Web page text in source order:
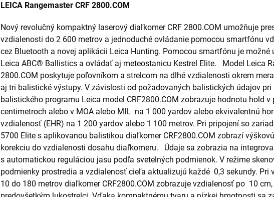
LEICA Rangemaster CRF 2800.COM
Nový revolučný kompaktný laserový diaľkomer CRF 2800.COM umožňuje
vzdialenosti do 2 600 metrov a jednoduché ovládanie pomocou smartfónu
cez Bluetooth a novej aplikácii Leica Hunting. Pomocou smartfónu je možné
Leica ABC® Ballistics a ovládať aj meteostanicu Kestrel Elite. Model Leica
2800.COM poskytuje poľovníkom a strelcom na dlhé vzdialenosti okrem
aj tri balistické výstupy. V závislosti od požadovaných balistických údajov
balistického programu Leica model CRF2800.COM zobrazuje hodnotu hold v
centimetroch alebo v MOA alebo MIL na 1 000 yardov alebo ekvivalentnú
vzdialenosť (EHR) na 1 200 yardov alebo 1 100 metrov. Pri pripojení so
5700 Elite s aplikovanou balistikou diaľkomer CRF2800.COM zobrazí
korekciu do vzdialenosti dosahu diaľkomeru. Údaje sa zobrazia na
s automatickou reguláciou jasu podľa svetelných podmienok. V režime
podmienky prostredia a vzdialenosť cieľa aktualizujú každé 0,3 sekundy. Pri
10 do 180 metrov diaľkomer CRF2800.COM zobrazuje vzdialenosť po 10